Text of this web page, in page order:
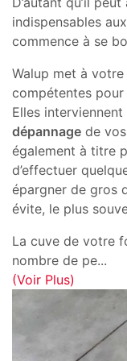
indispensables
commence à se
Walup met à
compétentes
Elles
dépannage de
également à titre
d’effectuer
épargner de gros
évite, le plus
La cuve de votre
nombre de pe...
(Voir Plus)